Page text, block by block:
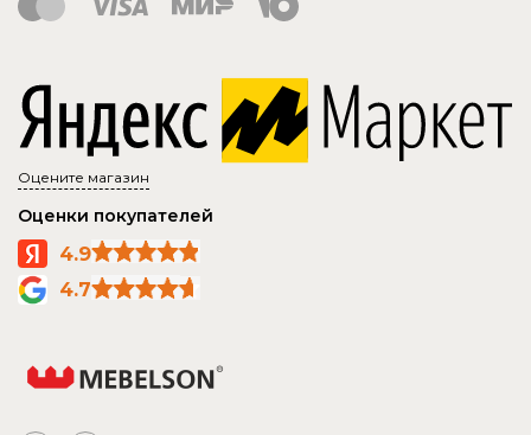
Оцените магазин
Оценки покупателей
4.9
4.7